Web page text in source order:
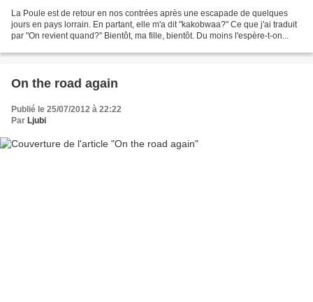
La Poule est de retour en nos contrées après une escapade de quelques
jours en pays lorrain. En partant, elle m'a dit "kakobwaa?" Ce que j'ai traduit
par "On revient quand?" Bientôt, ma fille, bientôt. Du moins l'espère-t-on...
On the road again
Publié le 25/07/2012 à 22:22
Par Ljubi